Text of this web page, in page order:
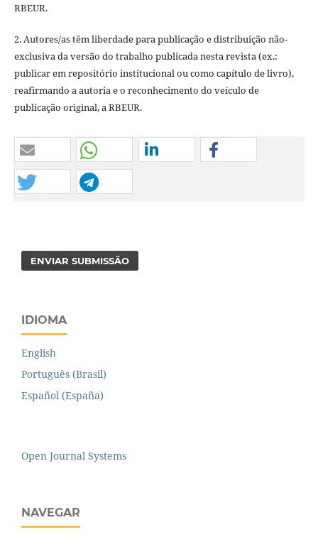
RBEUR.
2. Autores/as têm liberdade para publicação e distribuição não-
exclusiva da versão do trabalho publicada nesta revista (ex.:
publicar em repositório institucional ou como capítulo de livro),
reafirmando a autoria e o reconhecimento do veículo de
publicação original, a RBEUR.
ENVIAR SUBMISSÃO
IDIOMA
English
Português (Brasil)
Español (España)
Open Journal Systems
NAVEGAR